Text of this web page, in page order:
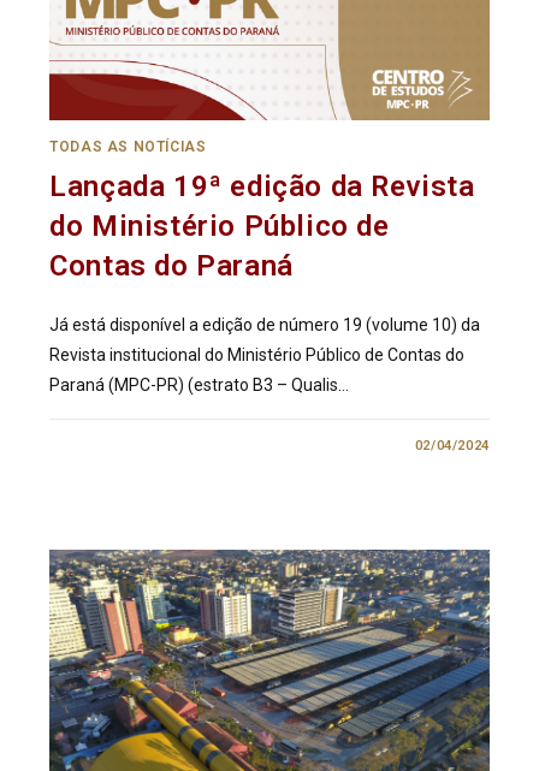
TODAS AS NOTÍCIAS
Lançada 19ª edição da Revista
do Ministério Público de
Contas do Paraná
Já está disponível a edição de número 19 (volume 10) da
Revista institucional do Ministério Público de Contas do
Paraná (MPC-PR) (estrato B3 – Qualis…
02/04/2024